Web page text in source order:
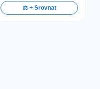
⚖️ + Srovnat